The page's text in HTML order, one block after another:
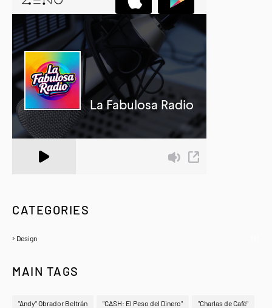
CATEGORIES
Design
MAIN TAGS
"Andy" Obrador Beltrán "CASH: El Peso del Dinero" "Charlas de Café"